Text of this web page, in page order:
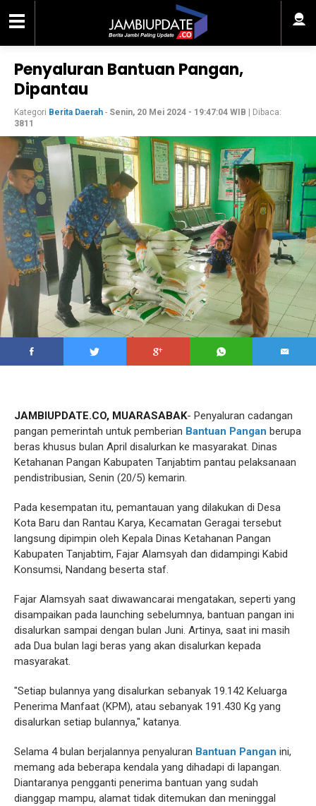
Penyaluran Bantuan Pangan,
Dipantau
Kategori Berita Daerah - Senin, 20 Mei 2024 - 19:47:04 WIB | Dibaca:
3811
JAMBIUPDATE.CO, MUARASABAK- Penyaluran cadangan
pangan pemerintah untuk pemberian Bantuan Pangan berupa
beras khusus bulan April disalurkan ke masyarakat. Dinas
Ketahanan Pangan Kabupaten Tanjabtim pantau pelaksanaan
pendistribusian, Senin (20/5) kemarin.
Pada kesempatan itu, pemantauan yang dilakukan di Desa
Kota Baru dan Rantau Karya, Kecamatan Geragai tersebut
langsung dipimpin oleh Kepala Dinas Ketahanan Pangan
Kabupaten Tanjabtim, Fajar Alamsyah dan didampingi Kabid
Konsumsi, Nandang beserta staf.
Fajar Alamsyah saat diwawancarai mengatakan, seperti yang
disampaikan pada launching sebelumnya, bantuan pangan ini
disalurkan sampai dengan bulan Juni. Artinya, saat ini masih
ada Dua bulan lagi beras yang akan disalurkan kepada
masyarakat.
"Setiap bulannya yang disalurkan sebanyak 19.142 Keluarga
Penerima Manfaat (KPM), atau sebanyak 191.430 Kg yang
disalurkan setiap bulannya," katanya.
Selama 4 bulan berjalannya penyaluran Bantuan Pangan ini,
memang ada beberapa kendala yang dihadapi di lapangan.
Diantaranya pengganti penerima bantuan yang sudah
dianggap mampu, alamat tidak ditemukan dan meninggal